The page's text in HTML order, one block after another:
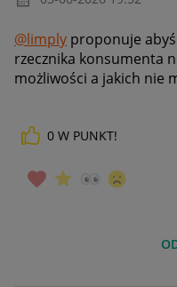
@limply proponuje
rzecznika konsumenta
możliwości a jakich nie
0 W PUNKT!